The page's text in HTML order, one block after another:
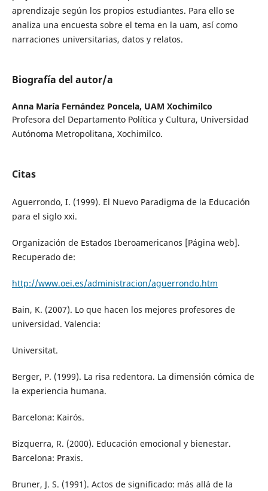
aprendizaje según los propios estudiantes. Para ello se
analiza una encuesta sobre el tema en la uam, así como
narraciones universitarias, datos y relatos.
Biografía del autor/a
Anna María Fernández Poncela, UAM Xochimilco
Profesora del Departamento Política y Cultura, Universidad
Autónoma Metropolitana, Xochimilco.
Citas
Aguerrondo, I. (1999). El Nuevo Paradigma de la Educación
para el siglo xxi.
Organización de Estados Iberoamericanos [Página web].
Recuperado de:
http://www.oei.es/administracion/aguerrondo.htm
Bain, K. (2007). Lo que hacen los mejores profesores de
universidad. Valencia:
Universitat.
Berger, P. (1999). La risa redentora. La dimensión cómica de
la experiencia humana.
Barcelona: Kairós.
Bizquerra, R. (2000). Educación emocional y bienestar.
Barcelona: Praxis.
Bruner, J. S. (1991). Actos de significado: más allá de la